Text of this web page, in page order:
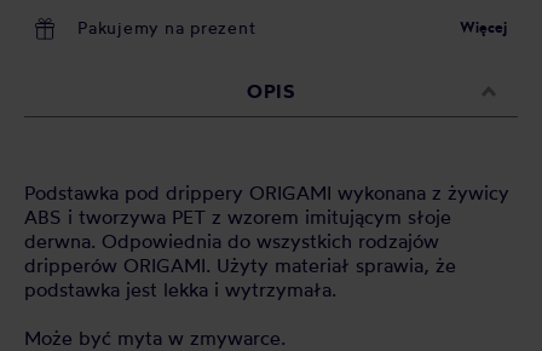
Pakujemy na prezent Więcej
OPIS
Podstawka pod drippery ORIGAMI wykonana z żywicy
ABS i tworzywa PET z wzorem imitującym słoje
derwna. Odpowiednia do wszystkich rodzajów
dripperów ORIGAMI. Użyty materiał sprawia, że
podstawka jest lekka i wytrzymała.
Może być myta w zmywarce.